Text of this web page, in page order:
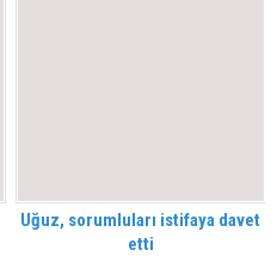
Uğuz, sorumluları istifaya davet
etti